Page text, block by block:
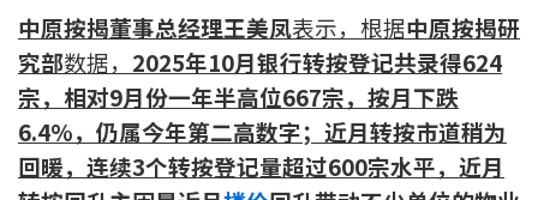
按揭计算
转按计算
置业预算
中原按揭董事总经理王美凤表示，根据中原按揭研
究部数据， 2025年10月银行转按登记共录得624
宗，相对9月份一年半高位667宗，按月下跌
6.4%，仍属今年第二高数字；近月转按市道稍为
回暖，连续3个转按登记量超过600宗水平，近月